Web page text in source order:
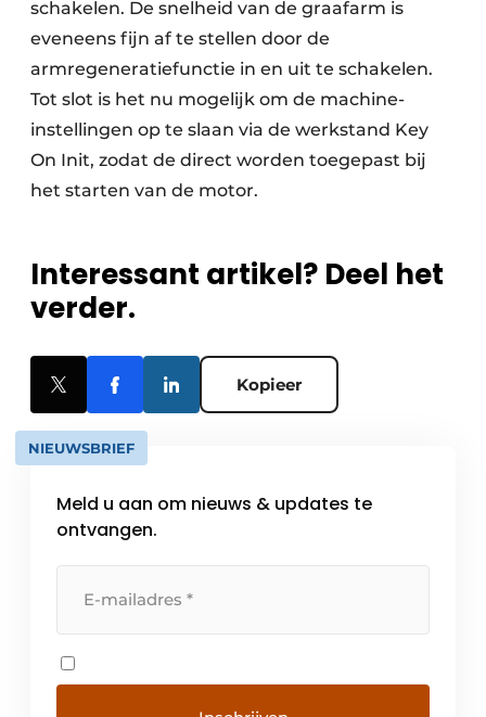
schakelen. De snelheid van de graafarm is
eveneens fijn af te stellen door de
armregeneratiefunctie in en uit te schakelen.
Tot slot is het nu mogelijk om de machine-
instellingen op te slaan via de werkstand Key
On Init, zodat de direct worden toegepast bij
het starten van de motor.
Interessant artikel? Deel het
verder.
Kopieer
NIEUWSBRIEF
Meld u aan om nieuws & updates te
ontvangen.